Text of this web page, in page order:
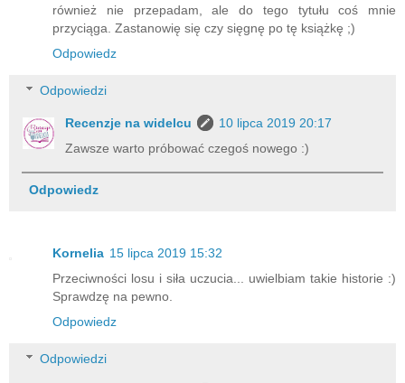
również nie przepadam, ale do tego tytułu coś mnie
przyciąga. Zastanowię się czy sięgnę po tę książkę ;)
Odpowiedz
Odpowiedzi
Recenzje na widelcu
10 lipca 2019 20:17
Zawsze warto próbować czegoś nowego :)
Odpowiedz
Kornelia 15 lipca 2019 15:32
Przeciwności losu i siła uczucia... uwielbiam takie historie :)
Sprawdzę na pewno.
Odpowiedz
Odpowiedzi